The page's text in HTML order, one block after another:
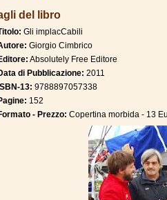
del libro
Gli implacCabili
Giorgio Cimbrico
Absolutely Free Editore
di Pubblicazione: 2011
ISBN-13:9788897057338
152
- Prezzo: Copertina morbida - 13